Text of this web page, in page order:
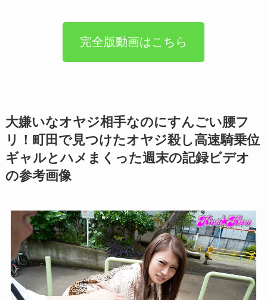
完全版動画はこちら
大嫌いなオヤジ相手なのにすんごい腰フ
リ！町田で見つけたオヤジ殺し高速騎乗位
ギャルとハメまくった週末の記録ビデオ
の参考画像